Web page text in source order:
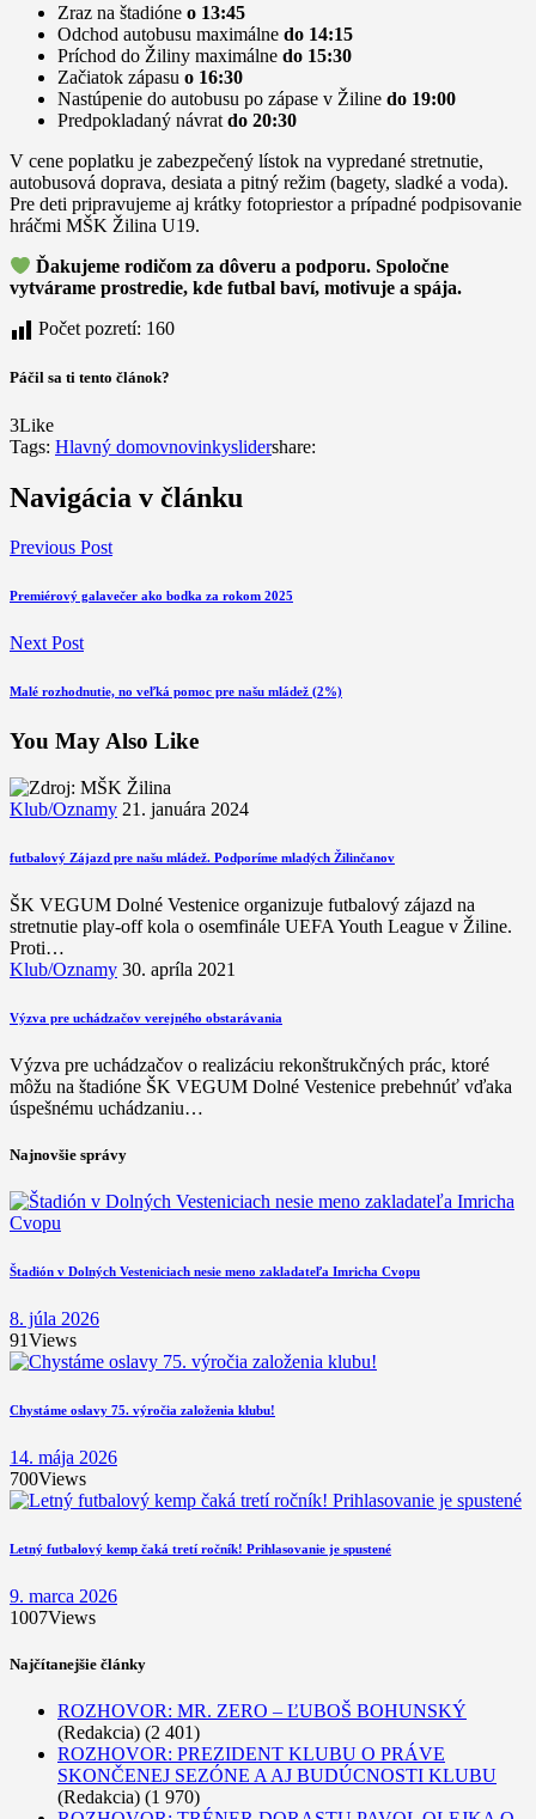
Zraz na štadióne o 13:45
Odchod autobusu maximálne do 14:15
Príchod do Žiliny maximálne do 15:30
Začiatok zápasu o 16:30
Nastúpenie do autobusu po zápase v Žiline do 19:00
Predpokladaný návrat do 20:30
V cene poplatku je zabezpečený lístok na vypredané stretnutie,
autobusová doprava, desiata a pitný režim (bagety, sladké a voda).
Pre deti pripravujeme aj krátky fotopriestor a prípadné podpisovanie
hráčmi MŠK Žilina U19.
Ďakujeme rodičom za dôveru a podporu. Spoločne
vytvárame prostredie, kde futbal baví, motivuje a spája.
Počet pozretí: 160
Páčil sa ti tento článok?
3Like
Tags: Hlavný domovnovinkyslidershare:
Navigácia v článku
Previous Post
Premiérový galavečer ako bodka za rokom 2025
Next Post
Malé rozhodnutie, no veľká pomoc pre našu mládež (2%)
You May Also Like
Klub/Oznamy 21. januára 2024
futbalový Zájazd pre našu mládež. Podporíme mladých Žilinčanov
ŠK VEGUM Dolné Vestenice organizuje futbalový zájazd na
stretnutie play-off kola o osemfinále UEFA Youth League v Žiline.
Proti…
Klub/Oznamy 30. apríla 2021
Výzva pre uchádzačov verejného obstarávania
Výzva pre uchádzačov o realizáciu rekonštrukčných prác, ktoré
môžu na štadióne ŠK VEGUM Dolné Vestenice prebehnúť vďaka
úspešnému uchádzaniu…
Najnovšie správy
Štadión v Dolných Vesteniciach nesie meno zakladateľa Imricha Cvopu
8. júla 2026
91Views
Chystáme oslavy 75. výročia založenia klubu!
14. mája 2026
700Views
Letný futbalový kemp čaká tretí ročník! Prihlasovanie je spustené
9. marca 2026
1007Views
Najčítanejšie články
ROZHOVOR: MR. ZERO – ĽUBOŠ BOHUNSKÝ
(Redakcia) (2 401)
ROZHOVOR: PREZIDENT KLUBU O PRÁVE
SKONČENEJ SEZÓNE A AJ BUDÚCNOSTI KLUBU
(Redakcia) (1 970)